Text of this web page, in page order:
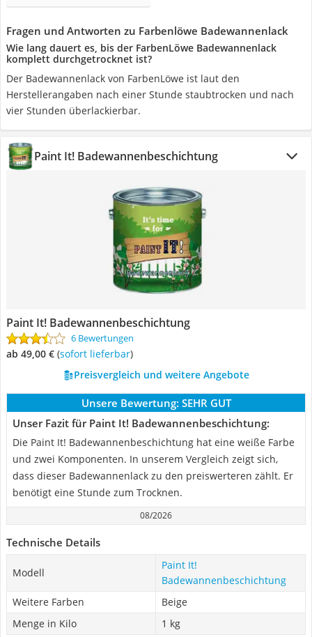
Fragen und Antworten zu Farbenlöwe Badewannenlack
Wie lang dauert es, bis der FarbenLöwe Badewannenlack
komplett durchgetrocknet ist?
Der Badewannenlack von FarbenLöwe ist laut den
Herstellerangaben nach einer Stunde staubtrocken und nach
vier Stunden überlackierbar.
Paint It! Badewannenbeschichtung
Paint It! Badewannenbeschichtung
6 Bewertungen
ab 49,00 € ( Sofort lieferbar)
Preisvergleich und weitere Angebote
Unsere Bewertung: SEHR GUT
Unser Fazit für Paint It! Badewannenbeschichtung:
Die Paint It! Badewannenbeschichtung hat eine weiße Farbe
und zwei Komponenten. In unserem Vergleich zeigt sich,
dass dieser Badewannenlack zu den preiswerteren zählt. Er
benötigt eine Stunde zum Trocknen.
08/2026
Technische Details
Modell
Paint It!
Badewannenbeschichtung
Weitere Farben
Beige
Menge in Kilo
1 kg